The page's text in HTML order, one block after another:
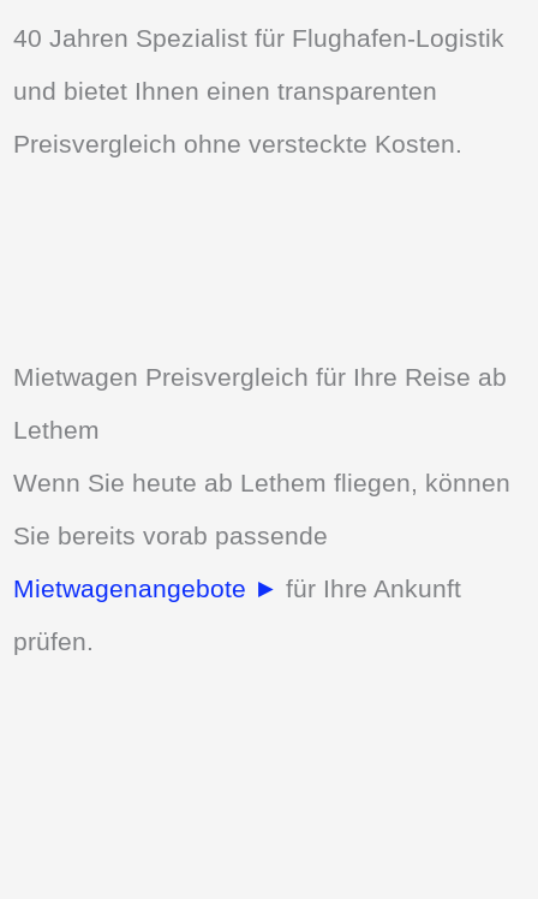
40 Jahren Spezialist für Flughafen-Logistik
und bietet Ihnen einen transparenten
Preisvergleich ohne versteckte Kosten.
Mietwagen Preisvergleich für Ihre Reise ab
Lethem
Wenn Sie heute ab Lethem fliegen, können
Sie bereits vorab passende
Mietwagenangebote ► für Ihre Ankunft
prüfen.